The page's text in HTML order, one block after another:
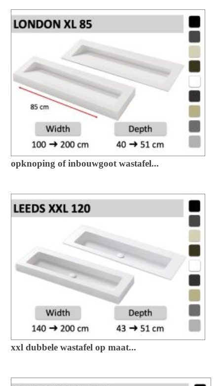
opknoping of inbouwgoot wastafel...
xxl dubbele wastafel op maat...